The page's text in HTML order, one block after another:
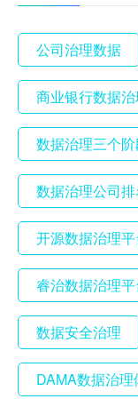
公司治理数据
商业银行数据
数据治理三个
数据治理公司排
开源数据治理平
睿治数据治理平
数据安全治理
DAMA数据治理